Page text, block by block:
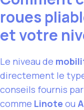
roues
et votre
Le niveau de
directement le
conseils fournis
comme Linote ou